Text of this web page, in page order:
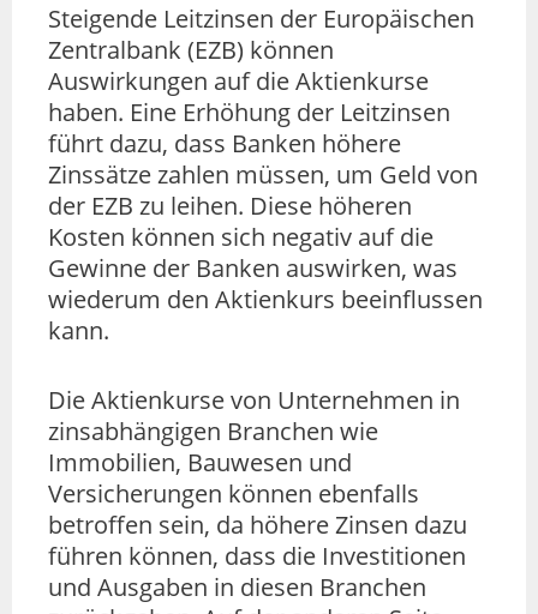
Steigende Leitzinsen der Europäischen
Zentralbank (EZB) können
Auswirkungen auf die Aktienkurse
haben. Eine Erhöhung der Leitzinsen
führt dazu, dass Banken höhere
Zinssätze zahlen müssen, um Geld von
der EZB zu leihen. Diese höheren
Kosten können sich negativ auf die
Gewinne der Banken auswirken, was
wiederum den Aktienkurs beeinflussen
kann.
Die Aktienkurse von Unternehmen in
zinsabhängigen Branchen wie
Immobilien, Bauwesen und
Versicherungen können ebenfalls
betroffen sein, da höhere Zinsen dazu
führen können, dass die Investitionen
und Ausgaben in diesen Branchen